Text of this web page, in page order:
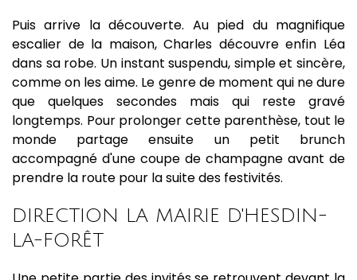
Puis arrive la découverte. Au pied du magnifique
escalier de la maison, Charles découvre enfin Léa
dans sa robe. Un instant suspendu, simple et sincère,
comme on les aime. Le genre de moment qui ne dure
que quelques secondes mais qui reste gravé
longtemps. Pour prolonger cette parenthèse, tout le
monde partage ensuite un petit brunch
accompagné d'une coupe de champagne avant de
prendre la route pour la suite des festivités.
DIRECTION LA MAIRIE D'HESDIN-
LA-FORÊT